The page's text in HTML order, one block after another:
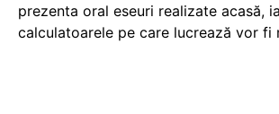
prezenta oral eseuri realizate acasă,
calculatoarele pe care lucrează vor fi